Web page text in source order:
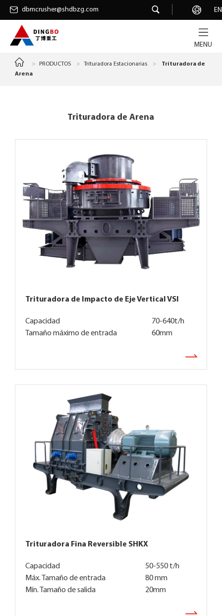
EN
dbmcrusher@shdbzg.com
MENU
dbmcrusher@shdbzg.com Carrera
> PRODUCTOS > Trituradora Estacionarias >
Trituradora de
Arena
Trituradora de Arena
Trituradora de Impacto de Eje Vertical VSI
Capacidad
70-640t/h
Tamaño máximo de entrada
60mm
Trituradora Fina Reversible SHKX
Capacidad
50-550 t/h
Máx. Tamaño de entrada
80 mm
Mín. Tamaño de salida
20mm